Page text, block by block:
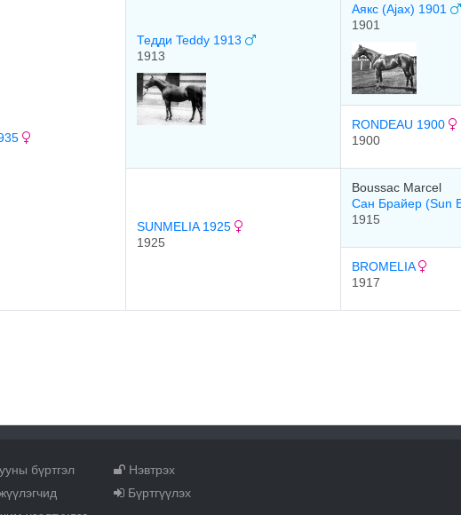
Тедди Teddy 1913
1913
Аякс (Ajax) 1901
1901
RONDEAU 1900
1900
SUNMELIA 1925
1925
Boussac Marcel
Сан Брайер (Sun
1915
BROMELIA
1917
бүртгэл
Нэвтрэх
Бүртгүүлэх